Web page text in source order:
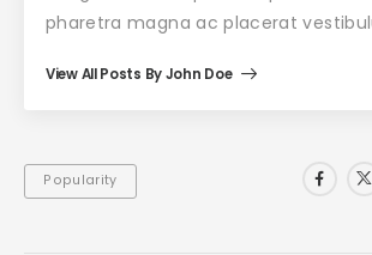
pharetra magna ac placerat
View All Posts By John Doe
Popularity